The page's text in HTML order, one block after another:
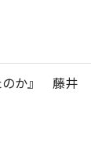
のか』 藤井